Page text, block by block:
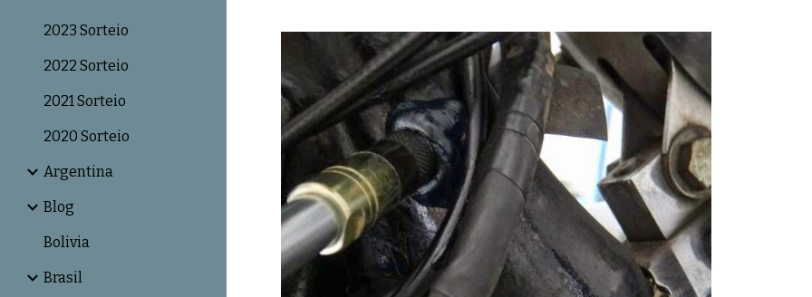
2023 Sorteio
2022 Sorteio
2021 Sorteio
2020 Sorteio
Argentina
Blog
Bolivia
Brasil